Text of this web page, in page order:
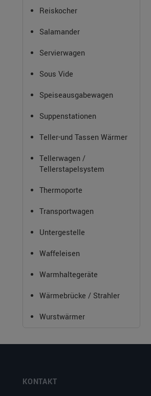
Reiskocher
Salamander
Servierwagen
Sous Vide
Speiseausgabewagen
Suppenstationen
Teller-und Tassen Wärmer
Tellerwagen /
Tellerstapelsystem
Thermoporte
Transportwagen
Untergestelle
Waffeleisen
Warmhaltegeräte
Wärmebrücke / Strahler
Wurstwärmer
KONTAKT